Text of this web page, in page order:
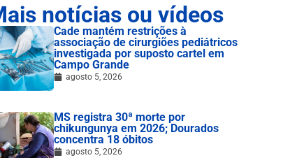
notícias ou vídeos
Cade mantém restrições à
associação de cirurgiões pediátricos
investigada por suposto cartel em
Campo Grande
agosto 5, 2026
MS registra 30ª morte por
chikungunya em 2026; Dourados
concentra 18 óbitos
agosto 5, 2026